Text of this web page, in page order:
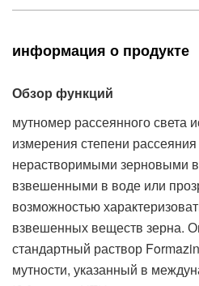
информация о продукте
Обзор функций
мутномер рассеянного света
измерения степени
нерастворимыми зерновыми
взвешенными в воде или
возможностью
взвешенных веществ зерна.
стандартный раствор
мутности, указанный в